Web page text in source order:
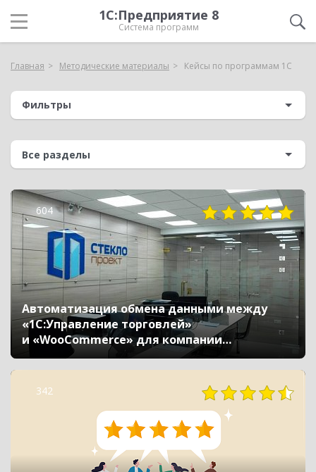
1С:Предприятие 8
Система программ
Главная Методические материалы Кейсы по программам 1С
Фильтры
604
Автоматизация обмена данными между
«1С:Управление торговлей»
и «WooCommerce» для компании
«Стеклопроект»
342